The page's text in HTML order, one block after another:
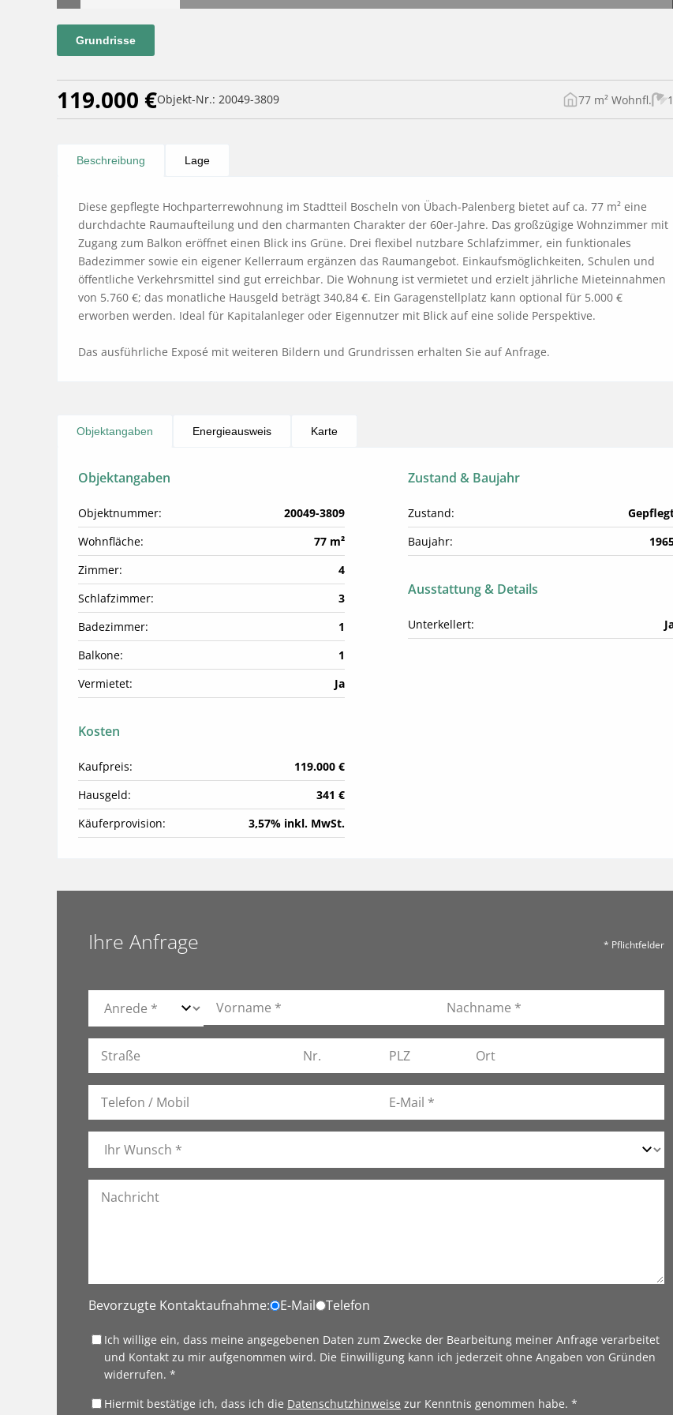
Grundrisse
119.000 €Objekt-Nr.: 20049-3809 77 m² Wohnfl. 1
Beschreibung Lage
Diese gepflegte Hochparterrewohnung im Stadtteil Boscheln von Übach-Palenberg bietet auf ca. 77 m² eine
durchdachte Raumaufteilung und den charmanten Charakter der 60er-Jahre. Das großzügige Wohnzimmer mit
Zugang zum Balkon eröffnet einen Blick ins Grüne. Drei flexibel nutzbare Schlafzimmer, ein funktionales
Badezimmer sowie ein eigener Kellerraum ergänzen das Raumangebot. Einkaufsmöglichkeiten, Schulen und
öffentliche Verkehrsmittel sind gut erreichbar. Die Wohnung ist vermietet und erzielt jährliche Mieteinnahmen
von 5.760 €; das monatliche Hausgeld beträgt 340,84 €. Ein Garagenstellplatz kann optional für 5.000 €
erworben werden. Ideal für Kapitalanleger oder Eigennutzer mit Blick auf eine solide Perspektive.
Das ausführliche Exposé mit weiteren Bildern und Grundrissen erhalten Sie auf Anfrage.
Objektangaben Energieausweis Karte
Objektangaben
Objektnummer:
20049-3809
Wohnfläche:
77 m²
Zimmer:
4
Schlafzimmer:
3
Badezimmer:
1
Balkone:
1
Vermietet:
Ja
Kosten
Kaufpreis:
119.000 €
Hausgeld:
341 €
Käuferprovision:
3,57% inkl. MwSt.
Zustand & Baujahr
Zustand:
Baujahr:
Ausstattung & Details
Unterkellert:
Ihre Anfrage * Pflichtfelder
Bevorzugte Kontaktaufnahme: E-Mail Telefon
Ich willige ein, dass meine angegebenen Daten zum Zwecke der Bearbeitung meiner Anfrage verarbeitet
und Kontakt zu mir aufgenommen wird. Die Einwilligung kann ich jederzeit ohne Angaben von Gründen
widerrufen. *
Hiermit bestätige ich, dass ich die Datenschutzhinweise zur Kenntnis genommen habe. *